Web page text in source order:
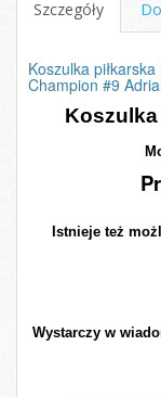
Szczegóły
Koszulka
Champion #9
Koszulka
Istnieje też
Wystarczy w